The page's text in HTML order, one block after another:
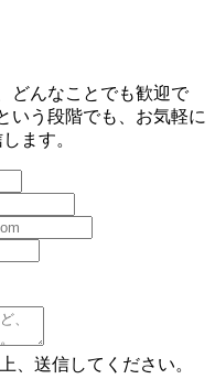
どんなことでも歓迎で
いう段階でも、お気軽に
ます。
、送信してください。